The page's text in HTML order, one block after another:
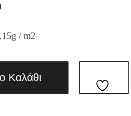
/ m2
Καλάθι